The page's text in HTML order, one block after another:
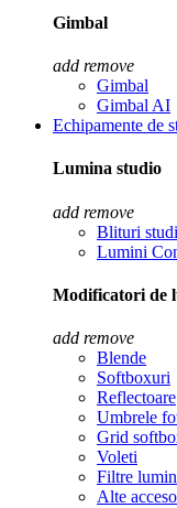
Gimbal
add remove
Gimbal
Gimbal AI
Echipamente de
Lumina studio
add remove
Blituri
Lumini
Modificatori de
add remove
Blende
Softboxuri
Reflectoare
Umbrele
Grid
Voleti
Filtre
Alte